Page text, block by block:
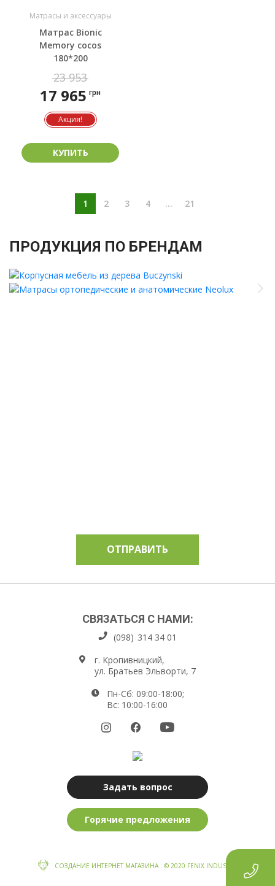
Матрасы и аксессуары
Матрас Bionic
Memory cocos
180*200
23 953
17 965 грн
Акция!
КУПИТЬ
1 2 3 4 ... 21
ПРОДУКЦИЯ ПО БРЕНДАМ
ОТПРАВИТЬ
СВЯЗАТЬСЯ С НАМИ:
(098) 314 34 01
г. Кропивницкий,
ул. Братьев Эльворти, 7
Пн-Сб: 09:00-18:00;
Вс: 10:00-16:00
Задать вопрос
Горячие предложения
СОЗДАНИЕ ИНТЕРНЕТ МАГАЗИНА : © 2020 FENIX INDUSTRY